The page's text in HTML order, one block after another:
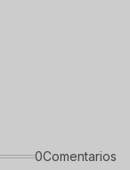
0Comentarios